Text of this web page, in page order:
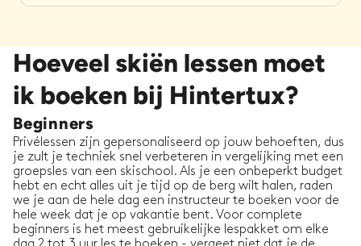
Kevin F.
Toby was geduldig, attent en gaf ons geweldige
adviezen tijdens twee dagen Skin in Hintertux
onder moeilijke weersomstandigheden.
Kevin F. Een totaal geboekt van: 12
uren met
Toby F.
Hoeveel skiën lessen moet
ik boeken bij Hintertux?
Beginners
Privélessen zijn gepersonaliseerd op jouw behoeften, dus
je zult je techniek snel verbeteren in vergelijking met een
groepsles van een skischool. Als je een onbeperkt budget
hebt en echt alles uit je tijd op de berg wilt halen, raden
we je aan de hele dag een instructeur te boeken voor de
hele week dat je op vakantie bent. Voor complete
beginners is het meest gebruikelijke lespakket om elke